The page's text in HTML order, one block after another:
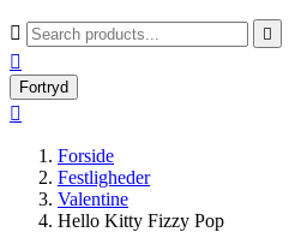
 

Fortryd

Forside
Festligheder
Valentine
Hello Kitty Fizzy Pop